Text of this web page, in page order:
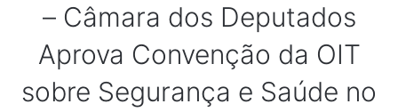
– Câmara dos Deputados
Aprova Convenção da OIT
sobre Segurança e Saúde no